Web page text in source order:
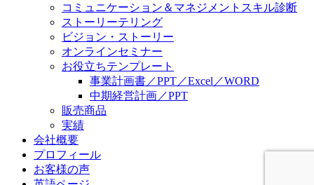
コミュニケーション＆マネジメントスキル診断
ストーリーテリング
ビジョン・ストーリー
オンラインセミナー
お役立ちテンプレート
事業計画書／PPT／Excel／WORD
中期経営計画／PPT
販売商品
実績
会社概要
プロフィール
お客様の声